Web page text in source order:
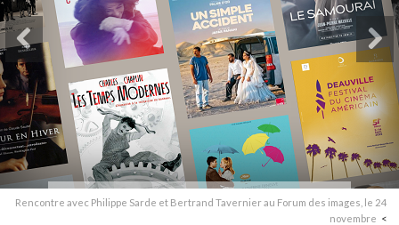
Rencontre avec Philippe Sarde et Bertrand Tavernier au Forum des images, le 24
novembre